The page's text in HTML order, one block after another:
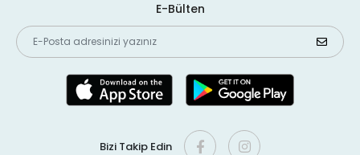
E-Bülten
Bizi Takip Edin